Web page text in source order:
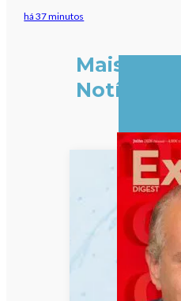
há 37 minutos
Mais
Notícias